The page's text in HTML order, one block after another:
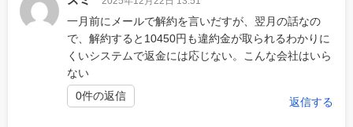
一月前にメールで解約を言いだすが、翌月の話なの
で、解約すると10450円も違約金が取られるわかりに
くいシステムで返金には応じない。こんな会社はいら
ない
返信する
0件の返信